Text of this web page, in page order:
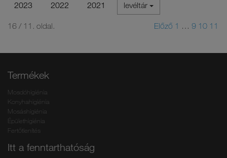
2023 2022 2021 levéltár
16 / 11. oldal. Előző 1 … 9 10 11
Termékek
Mosdóhigiénia
Konyhahigiénia
Mosáshigiénia
Épülethigiénia
Fertőtlenítés
Itt a fenntarthatóság